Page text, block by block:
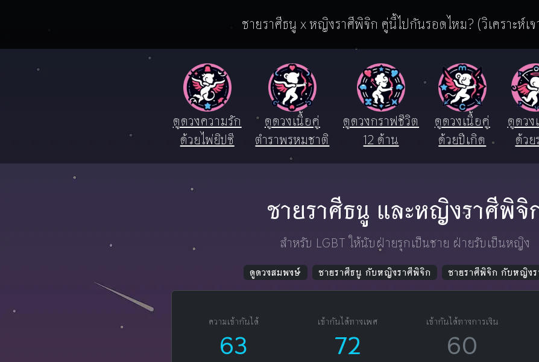
ชายราศีธนู x หญิงราศีพิจิก คู่นี้ไปกันรอดไหม? (วิเคราะห์เจ
ดูดวงความรัก
ด้วยไพ่ยิปซี
ดูดวงเนื้อคู่
ตำราพรหมชาติ
ดูดวงกราฟชีวิต
12 ด้าน
ดูดวงเนื้อคู่
ด้วยปีเกิด
ดูดวง
ด้วย
ชายราศีธนู และหญิงราศีพิจิ
สำหรับ LGBT ให้นับฝ่ายรุกเป็นชาย ฝ่ายรับเป็นหญิง
ดูดวงสมพงษ์ ชายราศีธนู กับหญิงราศีพิจิก ชายราศีพิจิก กับหญิง
ความเข้ากันได้
63
เข้ากันได้ทางเพศ
72
เข้ากันได้ทางการเงิน
60